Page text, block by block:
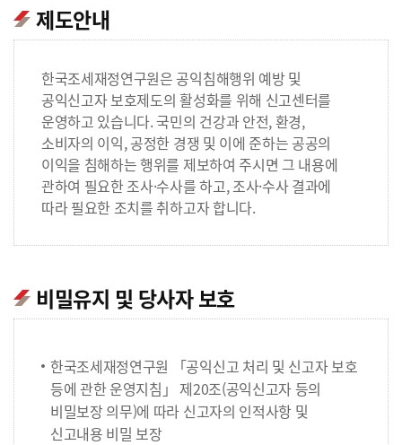
제도안내
한국조세재정연구원은 공익침해행위 예방 및
공익신고자 보호제도의 활성화를 위해 신고센터를
운영하고 있습니다. 국민의 건강과 안전, 환경,
소비자의 이익, 공정한 경쟁 및 이에 준하는 공공의
이익을 침해하는 행위를 제보하여 주시면 그 내용에
관하여 필요한 조사·수사를 하고, 조사·수사 결과에
따라 필요한 조치를 취하고자 합니다.
비밀유지 및 당사자 보호
한국조세재정연구원 「공익신고 처리 및 신고자 보호
등에 관한 운영지침」 제20조(공익신고자 등의
비밀보장 의무)에 따라 신고자의 인적사항 및
신고내용 비밀 보장